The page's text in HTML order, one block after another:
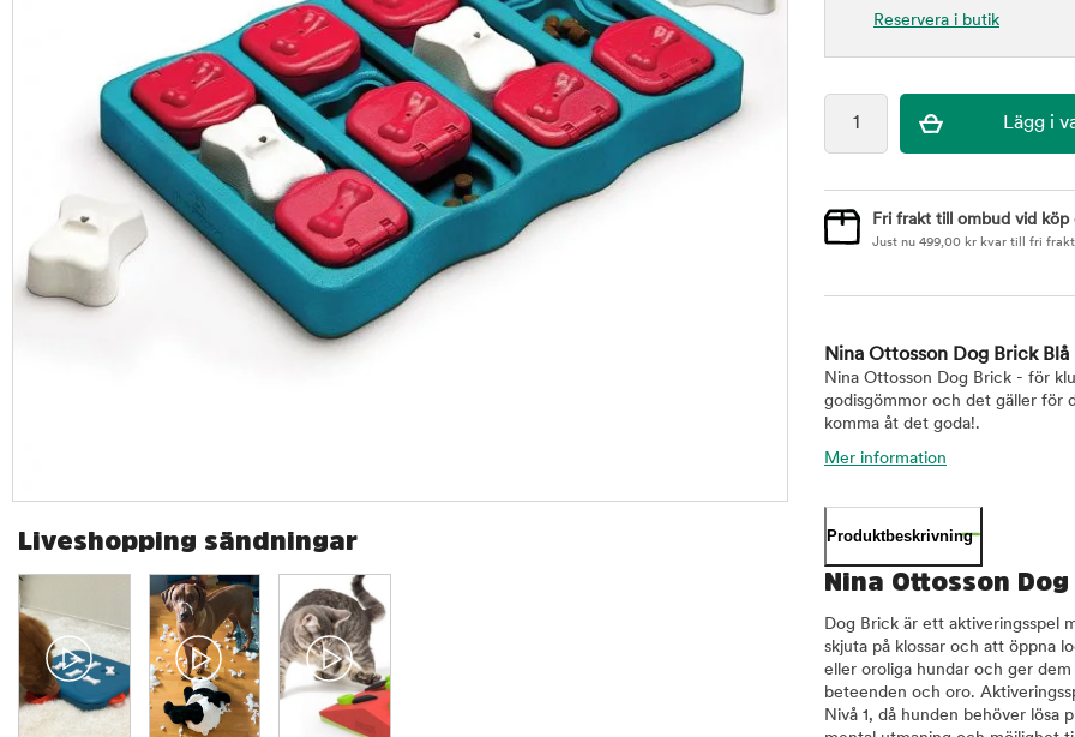
Liveshopping sändningar
Reservera i butik
Fri frakt till ombud vid köp
Just nu 499,00 kr kvar till fri
Nina Ottosson Dog Brick Blå
Nina Ottosson Dog Brick - för
godisgömmor och det gäller för
komma åt det goda!.
Mer information
Produktbeskrivning
Nina Ottosson
Dog Brick är ett aktiveringsspel
skjuta på klossar och att öppna
eller oroliga hundar och ger
beteenden och oro.
Nivå 1, då hunden behöver lösa